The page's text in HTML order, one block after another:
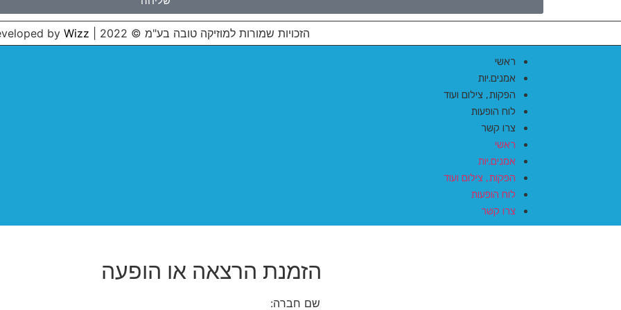
הזכויות שמורות למוזיקה טובה בע"מ © 2022 | Developed by Wizz
ראשי
אמנים.יות
הפקות, צילום ועוד
לוח הופעות
צרו קשר
ראשי
אמנים.יות
הפקות, צילום ועוד
לוח הופעות
צרו קשר
הזמנת הרצאה או הופעה
שם חברה: